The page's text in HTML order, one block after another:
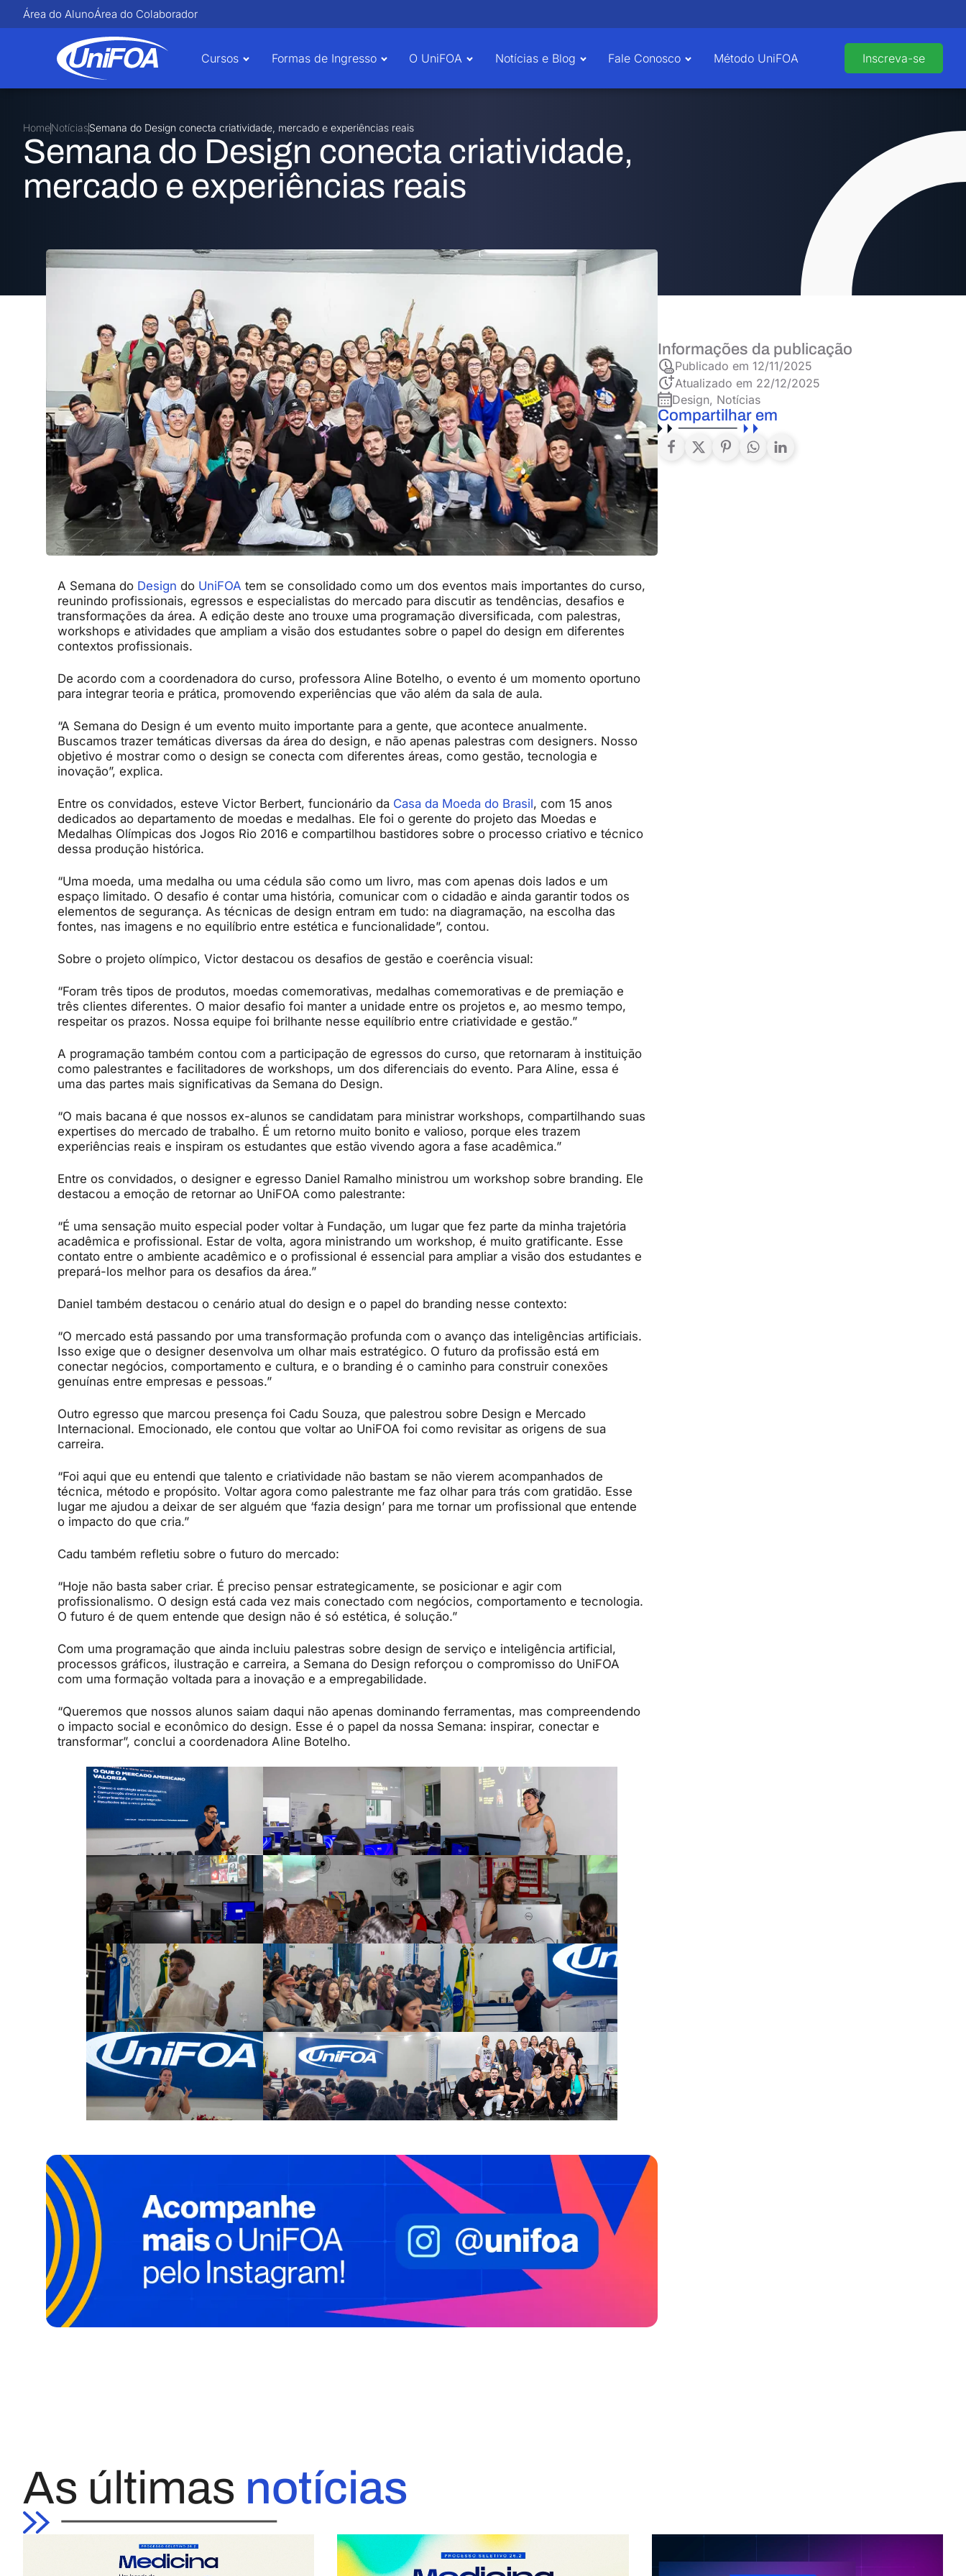
Área do AlunoÁrea do Colaborador
Cursos Formas de Ingresso O UniFOA Notícias e Blog Fale Conosco Método UniFOA Inscreva-se
HomeNotíciasSemana do Design conecta criatividade, mercado e experiências reais
Semana do Design conecta criatividade,
mercado e experiências reais
A Semana do Design do UniFOA tem se consolidado como um dos eventos mais importantes do curso,
reunindo profissionais, egressos e especialistas do mercado para discutir as tendências, desafios e
transformações da área. A edição deste ano trouxe uma programação diversificada, com palestras,
workshops e atividades que ampliam a visão dos estudantes sobre o papel do design em diferentes
contextos profissionais.
De acordo com a coordenadora do curso, professora Aline Botelho, o evento é um momento oportuno
para integrar teoria e prática, promovendo experiências que vão além da sala de aula.
“A Semana do Design é um evento muito importante para a gente, que acontece anualmente.
Buscamos trazer temáticas diversas da área do design, e não apenas palestras com designers. Nosso
objetivo é mostrar como o design se conecta com diferentes áreas, como gestão, tecnologia e
inovação”, explica.
Entre os convidados, esteve Victor Berbert, funcionário da Casa da Moeda do Brasil, com 15 anos
dedicados ao departamento de moedas e medalhas. Ele foi o gerente do projeto das Moedas e
Medalhas Olímpicas dos Jogos Rio 2016 e compartilhou bastidores sobre o processo criativo e técnico
dessa produção histórica.
“Uma moeda, uma medalha ou uma cédula são como um livro, mas com apenas dois lados e um
espaço limitado. O desafio é contar uma história, comunicar com o cidadão e ainda garantir todos os
elementos de segurança. As técnicas de design entram em tudo: na diagramação, na escolha das
fontes, nas imagens e no equilíbrio entre estética e funcionalidade”, contou.
Sobre o projeto olímpico, Victor destacou os desafios de gestão e coerência visual:
“Foram três tipos de produtos, moedas comemorativas, medalhas comemorativas e de premiação e
três clientes diferentes. O maior desafio foi manter a unidade entre os projetos e, ao mesmo tempo,
respeitar os prazos. Nossa equipe foi brilhante nesse equilíbrio entre criatividade e gestão.”
A programação também contou com a participação de egressos do curso, que retornaram à instituição
como palestrantes e facilitadores de workshops, um dos diferenciais do evento. Para Aline, essa é
uma das partes mais significativas da Semana do Design.
“O mais bacana é que nossos ex-alunos se candidatam para ministrar workshops, compartilhando suas
expertises do mercado de trabalho. É um retorno muito bonito e valioso, porque eles trazem
experiências reais e inspiram os estudantes que estão vivendo agora a fase acadêmica.”
Entre os convidados, o designer e egresso Daniel Ramalho ministrou um workshop sobre branding. Ele
destacou a emoção de retornar ao UniFOA como palestrante:
“É uma sensação muito especial poder voltar à Fundação, um lugar que fez parte da minha trajetória
acadêmica e profissional. Estar de volta, agora ministrando um workshop, é muito gratificante. Esse
contato entre o ambiente acadêmico e o profissional é essencial para ampliar a visão dos estudantes e
prepará-los melhor para os desafios da área.”
Daniel também destacou o cenário atual do design e o papel do branding nesse contexto:
“O mercado está passando por uma transformação profunda com o avanço das inteligências artificiais.
Isso exige que o designer desenvolva um olhar mais estratégico. O futuro da profissão está em
conectar negócios, comportamento e cultura, e o branding é o caminho para construir conexões
genuínas entre empresas e pessoas.”
Outro egresso que marcou presença foi Cadu Souza, que palestrou sobre Design e Mercado
Internacional. Emocionado, ele contou que voltar ao UniFOA foi como revisitar as origens de sua
carreira.
“Foi aqui que eu entendi que talento e criatividade não bastam se não vierem acompanhados de
técnica, método e propósito. Voltar agora como palestrante me faz olhar para trás com gratidão. Esse
lugar me ajudou a deixar de ser alguém que ‘fazia design’ para me tornar um profissional que entende
o impacto do que cria.”
Cadu também refletiu sobre o futuro do mercado:
“Hoje não basta saber criar. É preciso pensar estrategicamente, se posicionar e agir com
profissionalismo. O design está cada vez mais conectado com negócios, comportamento e tecnologia.
O futuro é de quem entende que design não é só estética, é solução.”
Com uma programação que ainda incluiu palestras sobre design de serviço e inteligência artificial,
processos gráficos, ilustração e carreira, a Semana do Design reforçou o compromisso do UniFOA
com uma formação voltada para a inovação e a empregabilidade.
“Queremos que nossos alunos saiam daqui não apenas dominando ferramentas, mas compreendendo
o impacto social e econômico do design. Esse é o papel da nossa Semana: inspirar, conectar e
transformar”, conclui a coordenadora Aline Botelho.
Informações da publicação
Publicado em12/11/2025
Atualizado em 22/12/2025
Design, Notícias
Compartilhar em
As últimas notícias